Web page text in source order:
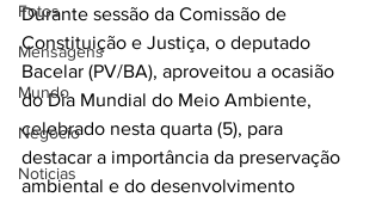
Fotos
Mensagens
Mundo
Negócio
Noticias
Durante sessão da Comissão de
Constituição e Justiça, o deputado
Bacelar (PV/BA), aproveitou a ocasião
do Dia Mundial do Meio Ambiente,
celebrado nesta quarta (5), para
destacar a importância da preservação
ambiental e do desenvolvimento